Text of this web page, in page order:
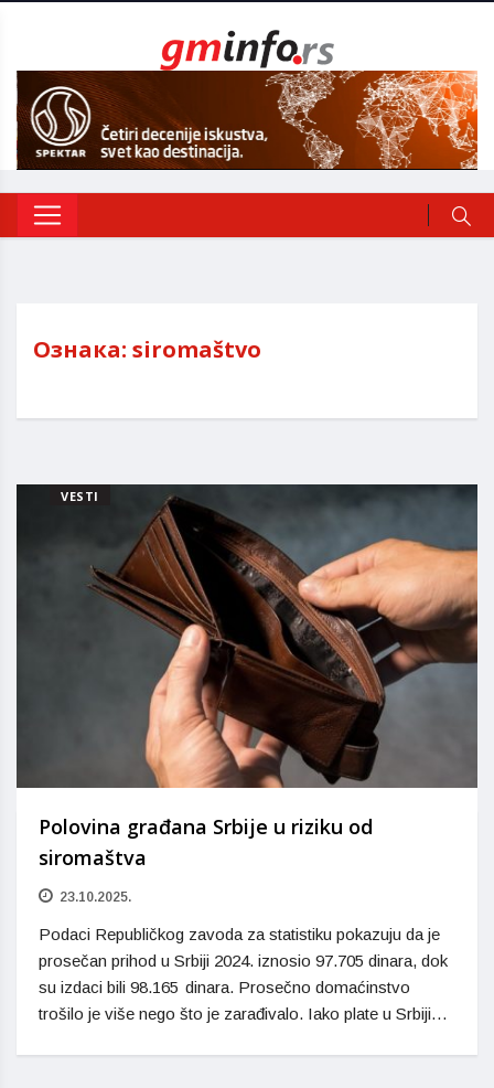
Ознака: siromaštvo
VESTI
Polovina građana Srbije u riziku od
siromaštva
23.10.2025.
Podaci Republičkog zavoda za statistiku pokazuju da je
prosečan prihod u Srbiji 2024. iznosio 97.705 dinara, dok
su izdaci bili 98.165 dinara. Prosečno domaćinstvo
trošilo je više nego što je zarađivalo. Iako plate u Srbiji…